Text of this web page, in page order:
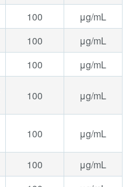
100
μg/mL
100
μg/mL
100 μg/mL
100 μg/mL
100 μg/mL
100
μg/mL